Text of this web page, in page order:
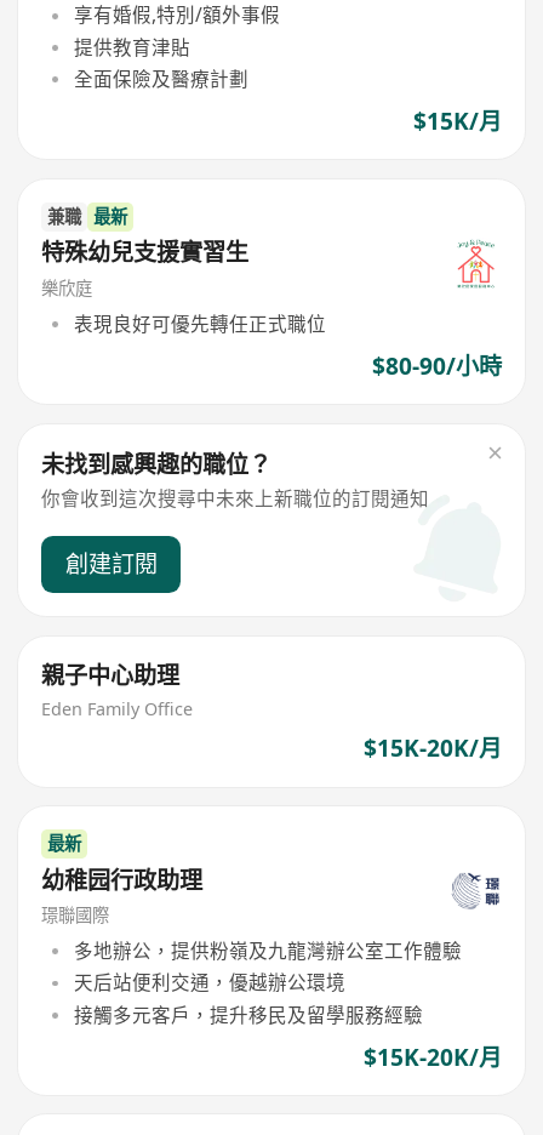
享有婚假,特別/額外事假
提供教育津貼
全面保險及醫療計劃
$15K/月
兼職 最新
特殊幼兒支援實習生
樂欣庭
表現良好可優先轉任正式職位
$80-90/小時
未找到感興趣的職位？
你會收到這次搜尋中未來上新職位的訂閱通知
創建訂閱
親子中心助理
Eden Family Office
$15K-20K/月
最新
幼稚园行政助理
璟聯國際
多地辦公，提供粉嶺及九龍灣辦公室工作體驗
天后站便利交通，優越辦公環境
接觸多元客戶，提升移民及留學服務經驗
$15K-20K/月